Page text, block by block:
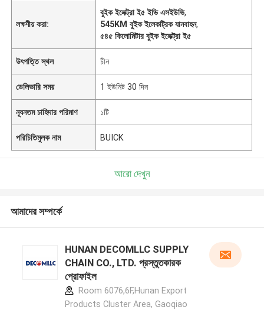
লক্ষণীয় করা:
বুইক ইলেক্ট্রা ই৫ ইভি এসইউভি,
545KM বুইক ইলেকট্রিক যানবাহন,
৫৪৫ কিলোমিটার বুইক ইলেক্ট্রা ই৫
উৎপত্তি স্থল চীন
ডেলিভারি সময় 1 ইউনিট 30 দিন
ন্যূনতম চাহিদার পরিমাণ ১টি
পরিচিতিমুলক নাম BUICK
আরো দেখুন
আমাদের সম্পর্কে
HUNAN DECOMLLC SUPPLY
CHAIN CO., LTD. প্রস্তুতকারক
প্রোফাইল
Room 6076,6F,Hunan Export
Products Cluster Area, Gaoqiao